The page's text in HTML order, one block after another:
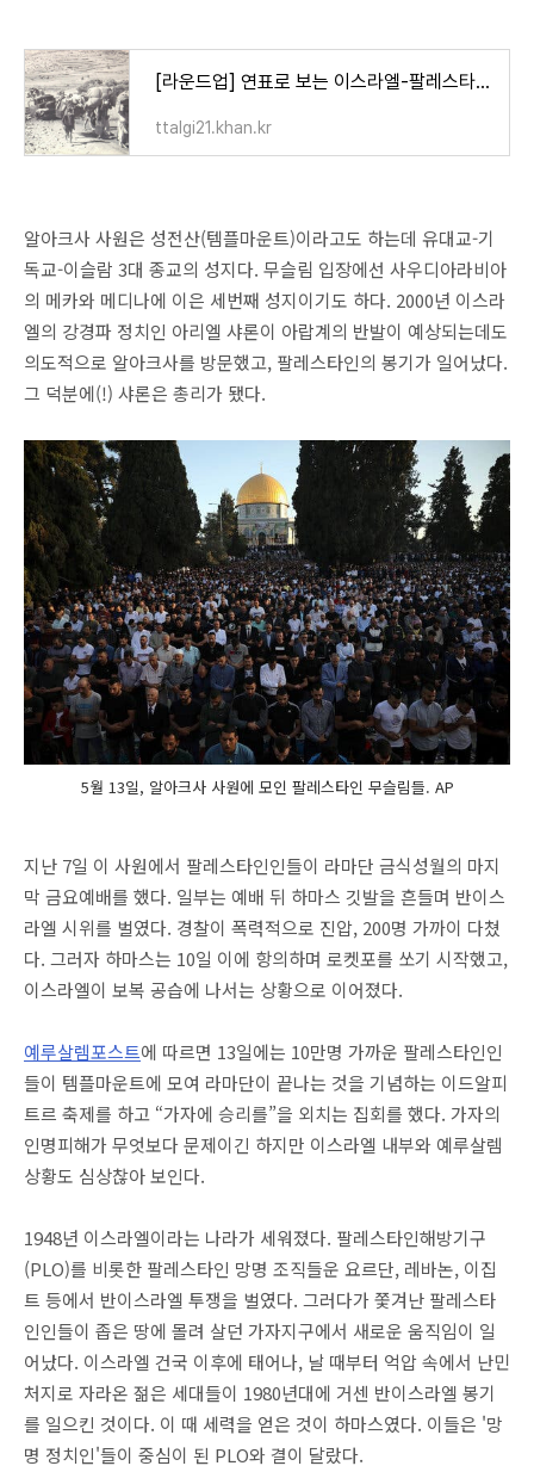
[라운드업] 연표로 보는 이스라엘-팔레스타인 분쟁
ttalgi21.khan.kr
알아크사 사원은 성전산(템플마운트)이라고도 하는데 유대교-기
독교-이슬람 3대 종교의 성지다. 무슬림 입장에선 사우디아라비아
의 메카와 메디나에 이은 세번째 성지이기도 하다. 2000년 이스라
엘의 강경파 정치인 아리엘 샤론이 아랍계의 반발이 예상되는데도
의도적으로 알아크사를 방문했고, 팔레스타인의 봉기가 일어났다.
그 덕분에(!) 샤론은 총리가 됐다.
5월 13일, 알아크사 사원에 모인 팔레스타인 무슬림들. AP
지난 7일 이 사원에서 팔레스타인인들이 라마단 금식성월의 마지
막 금요예배를 했다. 일부는 예배 뒤 하마스 깃발을 흔들며 반이스
라엘 시위를 벌였다. 경찰이 폭력적으로 진압, 200명 가까이 다쳤
다. 그러자 하마스는 10일 이에 항의하며 로켓포를 쏘기 시작했고,
이스라엘이 보복 공습에 나서는 상황으로 이어졌다.
예루살렘포스트에 따르면 13일에는 10만명 가까운 팔레스타인인
들이 템플마운트에 모여 라마단이 끝나는 것을 기념하는 이드알피
트르 축제를 하고 “가자에 승리를”을 외치는 집회를 했다. 가자의
인명피해가 무엇보다 문제이긴 하지만 이스라엘 내부와 예루살렘
상황도 심상찮아 보인다.
1948년 이스라엘이라는 나라가 세워졌다. 팔레스타인해방기구
(PLO)를 비롯한 팔레스타인 망명 조직들운 요르단, 레바논, 이집
트 등에서 반이스라엘 투쟁을 벌였다. 그러다가 쫓겨난 팔레스타
인인들이 좁은 땅에 몰려 살던 가자지구에서 새로운 움직임이 일
어났다. 이스라엘 건국 이후에 태어나, 날 때부터 억압 속에서 난민
처지로 자라온 젊은 세대들이 1980년대에 거센 반이스라엘 봉기
를 일으킨 것이다. 이 때 세력을 얻은 것이 하마스였다. 이들은 '망
명 정치인'들이 중심이 된 PLO와 결이 달랐다.